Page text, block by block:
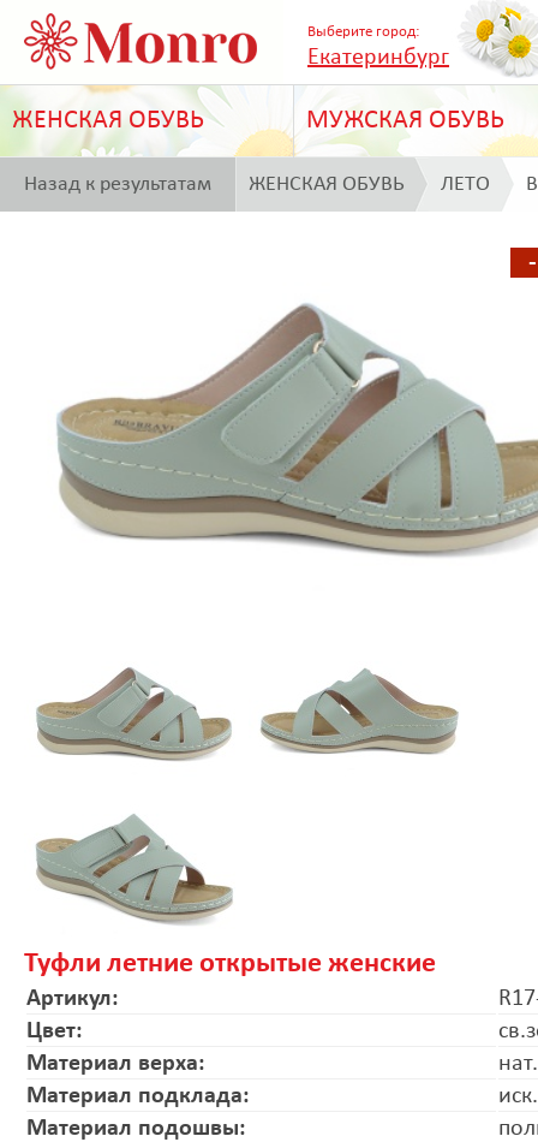
Выберите город:
Екатеринбург
ЖЕНСКАЯ ОБУВЬ МУЖСКАЯ ОБУВЬ
Назад к результатам ЖЕНСКАЯ ОБУВЬ ЛЕТО
Туфли летние открытые женские
Артикул:
Цвет:
Материал верха:
Материал подклада:
Материал подошвы: